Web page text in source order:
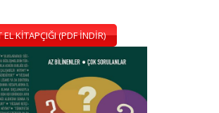
KİTAPÇIĞI (PDF İNDİR)